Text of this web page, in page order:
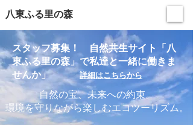
​八東ふる里の森
​スタッフ募集！ 自然共生サイト「八
東ふる里の森」で私達と一緒に働きま
せんか」詳細はこちらから
自然の宝、未来への約束。
環境を守りながら楽しむエコツーリズム。